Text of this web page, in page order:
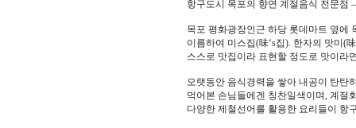
항구도시 목포의 향연 계절음식 전문점
목포 평화광장인근 하당 롯데마트 옆에
이름하여 미스집(味‘s집). 한자의 맛미(
스스로 맛집이라 표현할 정도로 맛이라
오랫동안 음식경력을 쌓아 내공이 탄탄
먹어본 손님들에겐 칭찬일색이며, 계절
다양한 제철선어를 활용한 요리들이 항